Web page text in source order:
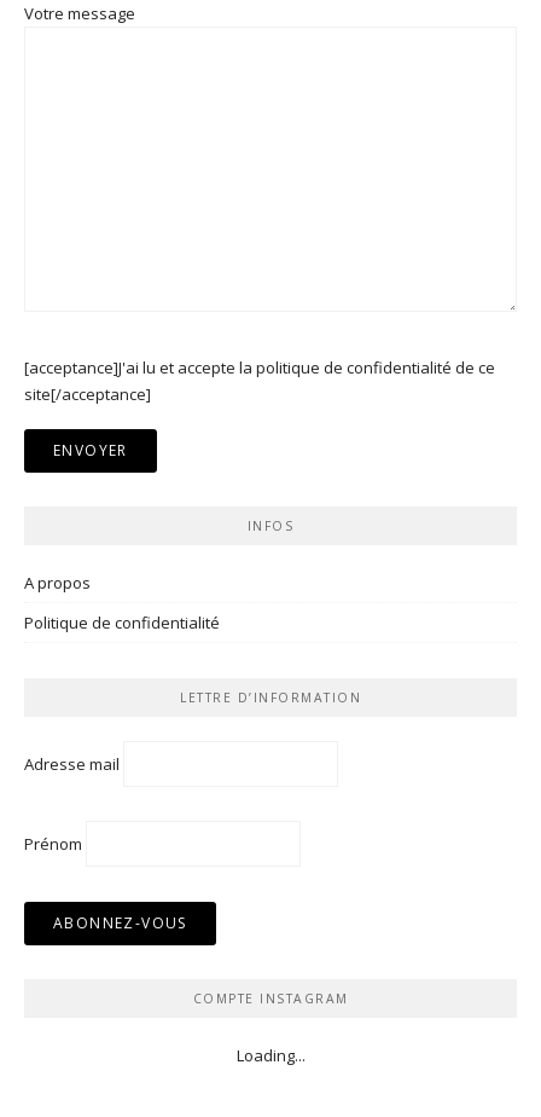
Votre message
[acceptance]J'ai lu et accepte la politique de confidentialité de ce
site[/acceptance]
INFOS
A propos
Politique de confidentialité
LETTRE D’INFORMATION
Adresse mail
Prénom
COMPTE INSTAGRAM
Loading...